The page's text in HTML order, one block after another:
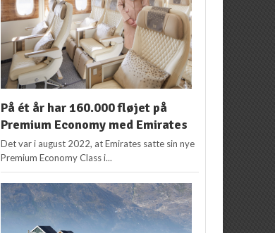
På ét år har 160.000 fløjet på
Premium Economy med Emirates
Det var i august 2022, at Emirates satte sin nye
Premium Economy Class i...